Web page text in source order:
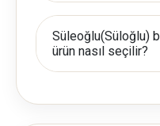
Süleoğlu(Süloğlu)
ürün nasıl seçilir?